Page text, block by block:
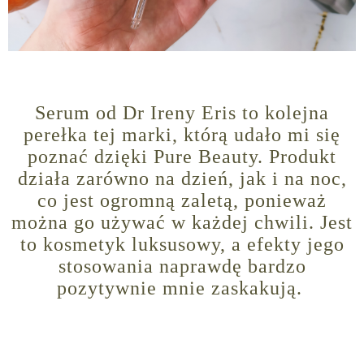
Serum od Dr Ireny Eris to kolejna
perełka tej marki, którą udało mi się
poznać dzięki Pure Beauty. Produkt
działa zarówno na dzień, jak i na noc,
co jest ogromną zaletą, ponieważ
można go używać w każdej chwili. Jest
to kosmetyk luksusowy, a efekty jego
stosowania naprawdę bardzo
pozytywnie mnie zaskakują.